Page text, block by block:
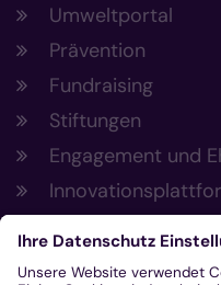
Umweltportal
Prävention
Fundraising
Stiftungen
Engagement und
Aus der Plattform